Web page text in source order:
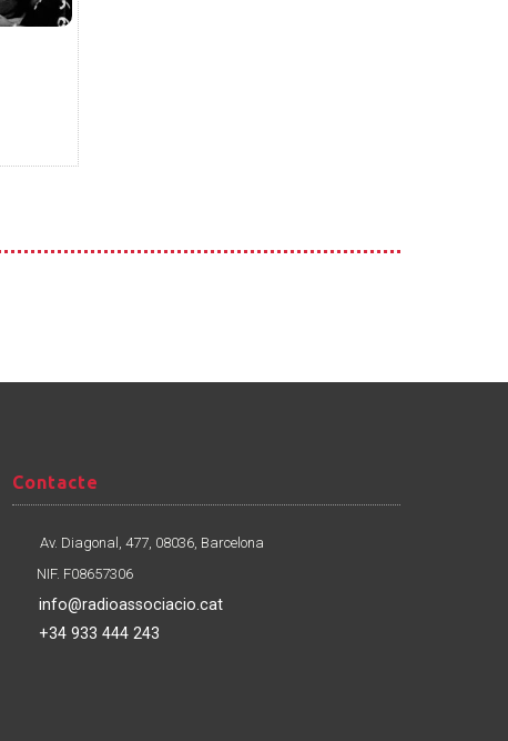
Contacte
Contacte
Av. Diagonal, 477, 08036, Barcelona
NIF. F08657306
info@radioassociacio.cat
+34 933 444 243